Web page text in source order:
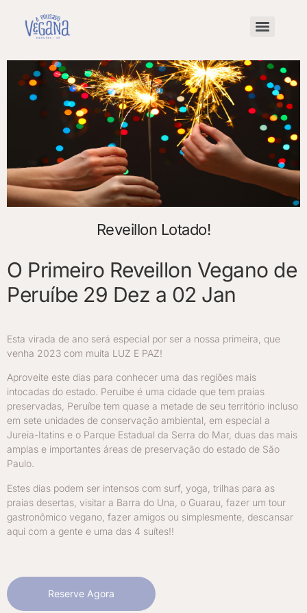
Reveillon Lotado!
O Primeiro Reveillon Vegano de
Peruíbe 29 Dez a 02 Jan
Esta virada de ano será especial por ser a nossa primeira, que
venha 2023 com muita LUZ E PAZ!
Aproveite este dias para conhecer uma das regiões mais
intocadas do estado. Peruíbe é uma cidade que tem praias
preservadas, Peruíbe tem quase a metade de seu território incluso
em sete unidades de conservação ambiental, em especial a
Jureia-Itatins e o Parque Estadual da Serra do Mar, duas das mais
amplas e importantes áreas de preservação do estado de São
Paulo.
Estes dias podem ser intensos com surf, yoga, trilhas para as
praias desertas, visitar a Barra do Una, o Guarau, fazer um tour
gastronômico vegano, fazer amigos ou simplesmente, descansar
aqui com a gente e uma das 4 suítes!!
Reserve Agora